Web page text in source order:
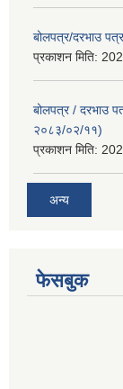
बोलपत्र/दरभाउ
प्रकाशन मिति:
बोलपत्र / दरभाउ
२०८३/०२/११)
प्रकाशन मिति:
अन्य
फेसबुक